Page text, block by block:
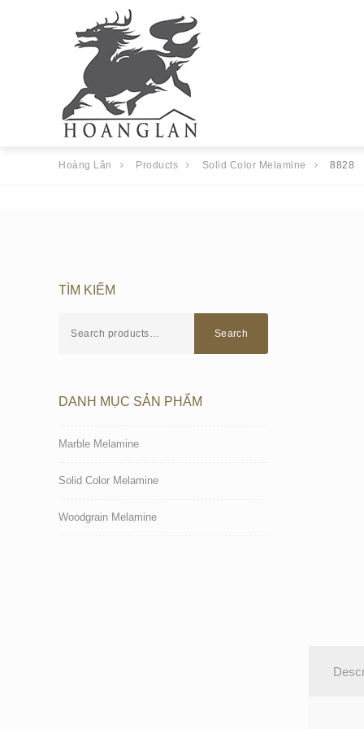
Hoàng Lân Products Solid Color Melamine 8828
TÌM KIẾM
Search
DANH MỤC SẢN PHẨM
Marble Melamine
Solid Color Melamine
Woodgrain Melamine